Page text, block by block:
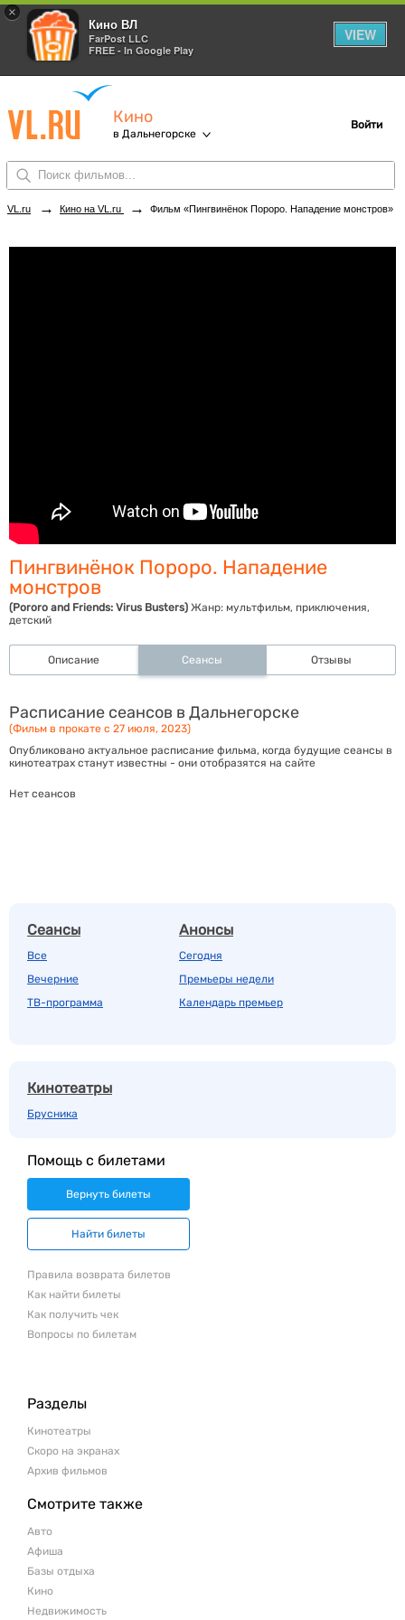
×
Кино ВЛ
FarPost LLC
FREE - In Google Play
VIEW
Кино
в Дальнегорске
Войти
VL.ru → Кино на VL.ru → Фильм «Пингвинёнок Пороро. Нападение монстров» в кинотеатрах Дальнегорска. Купить билеты!
Пингвинёнок Пороро. Нападение
монстров
(Pororo and Friends: Virus Busters) Жанр: мультфильм, приключения,
детский
Описание Сеансы Отзывы
Расписание сеансов в Дальнегорске
(Фильм в прокате с 27 июля, 2023)
Опубликовано актуальное расписание фильма, когда будущие сеансы в
кинотеатрах станут известны - они отобразятся на сайте
Нет сеансов
Сеансы
Все
Вечерние
ТВ-программа
Анонсы
Сегодня
Премьеры недели
Календарь премьер
Кинотеатры
Брусника
Помощь с билетами
Вернуть билеты
Найти билеты
Правила возврата билетов
Как найти билеты
Как получить чек
Вопросы по билетам
Разделы
Кинотеатры
Скоро на экранах
Архив фильмов
Смотрите также
Авто
Афиша
Базы отдыха
Кино
Недвижимость